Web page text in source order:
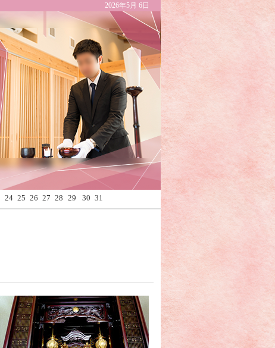
2026年5月 6日
Calendar
24 25 26 27 28 29 30 31